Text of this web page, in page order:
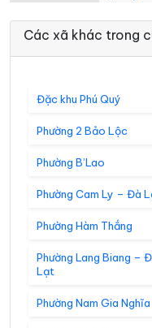
Các xã khác trong
Đặc khu Phú Quý
Phường 2 Bảo Lộc
Phường B’Lao
Phường Cam Ly – Đà
Phường Hàm Thắng
Phường Lang Biang –
Lạt
Phường Nam Gia Nghĩa